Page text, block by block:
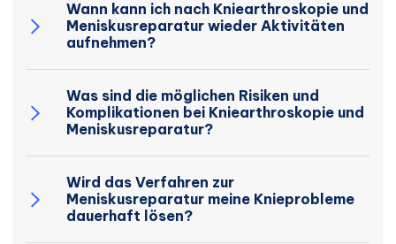
Wann kann ich nach Kniearthroskopie und
Meniskusreparatur wieder Aktivitäten
aufnehmen?
Was sind die möglichen Risiken und
Komplikationen bei Kniearthroskopie und
Meniskusreparatur?
Wird das Verfahren zur
Meniskusreparatur meine Knieprobleme
dauerhaft lösen?